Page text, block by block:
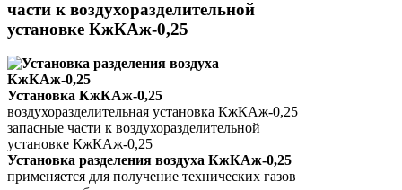
части к воздухоразделительной
установке КжКАж-0,25
Установка КжКАж-0,25
воздухоразделительная установка КжКАж-0,25
запасные части к воздухоразделительной
установке КжКАж-0,25
Установка разделения воздуха КжКАж-0,25
применяется для получение технических газов